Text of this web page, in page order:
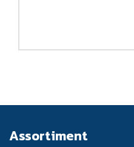
Assortiment